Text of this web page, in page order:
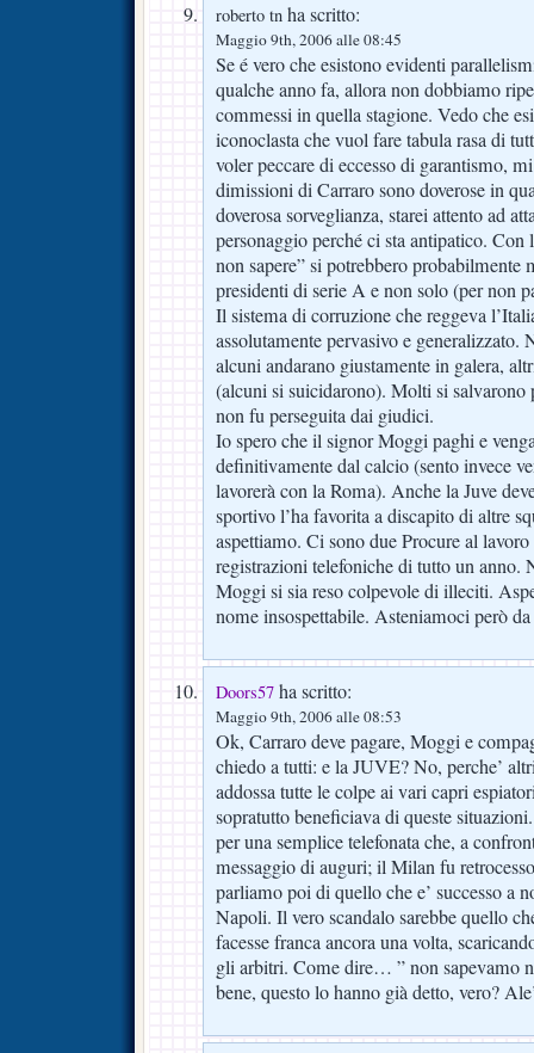
roberto tn ha scritto:
Maggio 9th, 2006 alle 08:45
Se é vero che esistono evidenti
qualche anno fa, allora non dobbiamo
commessi in quella stagione. Vedo che
iconoclasta che vuol fare tabula rasa di
voler peccare di eccesso di garantismo,
dimissioni di Carraro sono doverose in
doverosa sorveglianza, starei attento ad
personaggio perché ci sta antipatico. Con
non sapere” si potrebbero probabilmente
presidenti di serie A e non solo (per non
Il sistema di corruzione che reggeva
assolutamente pervasivo e generalizzato.
alcuni andarano giustamente in galera,
(alcuni si suicidarono). Molti si salvarono
non fu perseguita dai giudici.
Io spero che il signor Moggi paghi e
definitivamente dal calcio (sento invece
lavorerà con la Roma). Anche la Juve
sportivo l’ha favorita a discapito di altre
aspettiamo. Ci sono due Procure al
registrazioni telefoniche di tutto un anno.
Moggi si sia reso colpevole di illeciti.
nome insospettabile. Asteniamoci però
Doors57 ha scritto:
Maggio 9th, 2006 alle 08:53
Ok, Carraro deve pagare, Moggi e
chiedo a tutti: e la JUVE? No, perche’
addossa tutte le colpe ai vari capri
sopratutto beneficiava di queste
per una semplice telefonata che, a
messaggio di auguri; il Milan fu
parliamo poi di quello che e’ successo a
Napoli. Il vero scandalo sarebbe quello
facesse franca ancora una volta,
gli arbitri. Come dire… ” non sapevamo
bene, questo lo hanno già detto, vero?